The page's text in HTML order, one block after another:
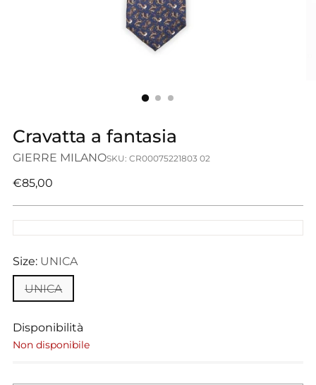
Cravatta a fantasia
GIERRE MILANOSKU: CR00075221803 02
Prezzo
€85,00
Size: UNICA
UNICA
Disponibilità
Non disponibile